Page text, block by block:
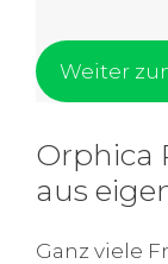
Weiter
Orphica
aus
Ganz viele